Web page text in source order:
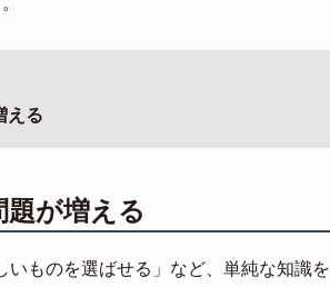
える
題が増える
ものを選ばせる」など、単純な知識を